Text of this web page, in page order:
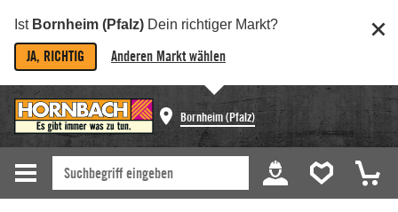
Ist Bornheim (Pfalz) Dein richtiger Markt?
JA, RICHTIG Anderen Markt wählen
Bornheim (Pfalz)